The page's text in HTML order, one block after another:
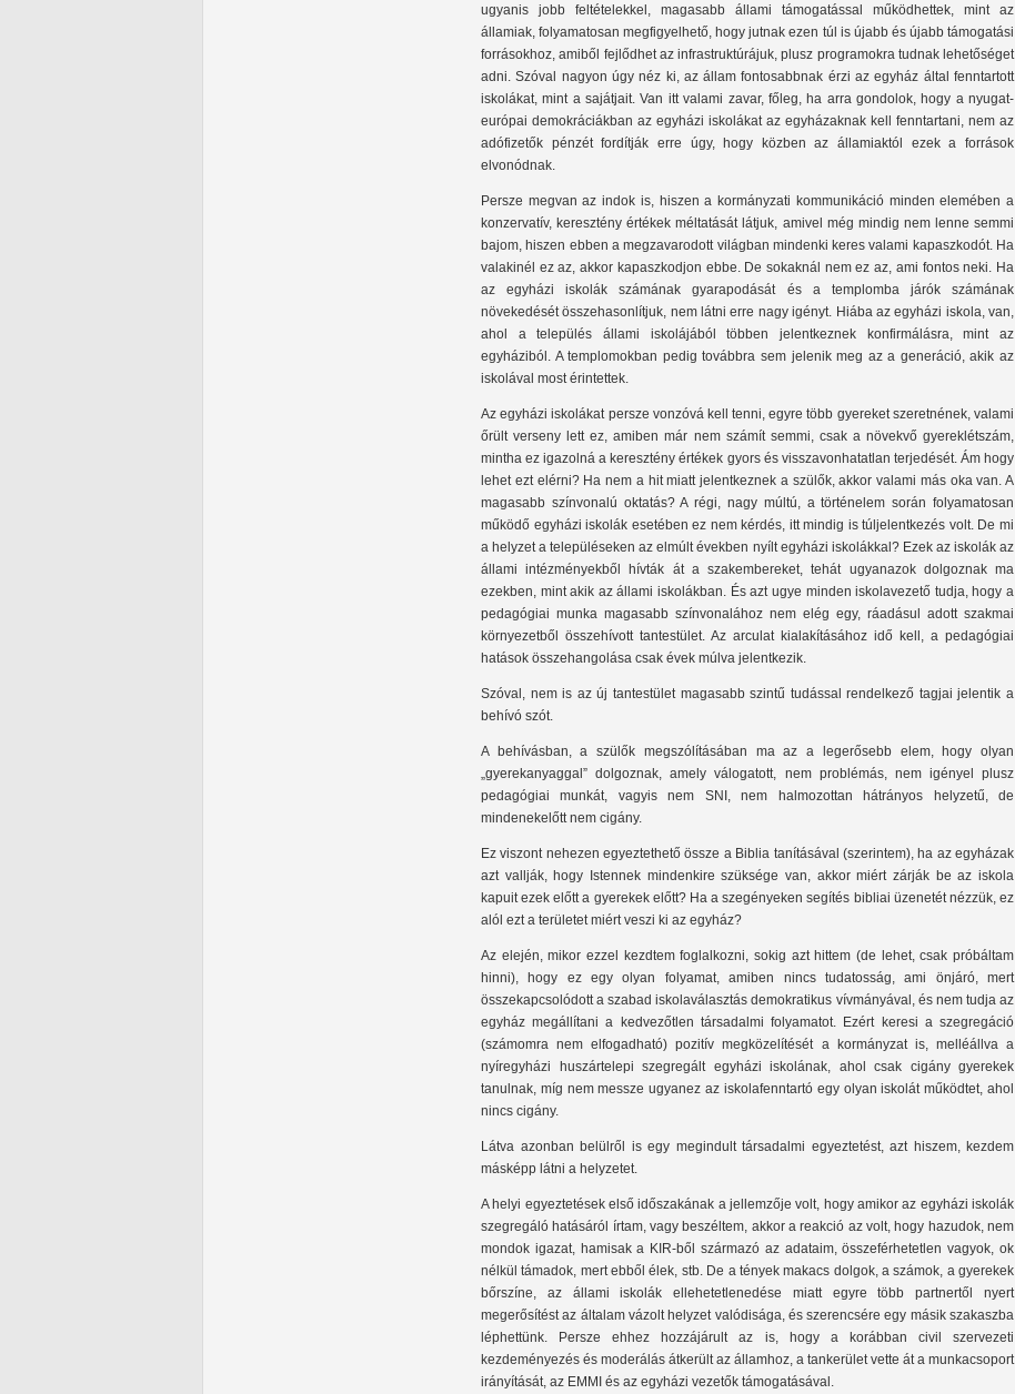
ugyanis jobb feltételekkel, magasabb állami támogatással működhettek, mint az
államiak, folyamatosan megfigyelhető, hogy jutnak ezen túl is újabb és újabb támogatási
forrásokhoz, amiből fejlődhet az infrastruktúrájuk, plusz programokra tudnak lehetőséget
adni. Szóval nagyon úgy néz ki, az állam fontosabbnak érzi az egyház által fenntartott
iskolákat, mint a sajátjait. Van itt valami zavar, főleg, ha arra gondolok, hogy a nyugat-
európai demokráciákban az egyházi iskolákat az egyházaknak kell fenntartani, nem az
adófizetők pénzét fordítják erre úgy, hogy közben az államiaktól ezek a források
elvonódnak.
Persze megvan az indok is, hiszen a kormányzati kommunikáció minden elemében a
konzervatív, keresztény értékek méltatását látjuk, amivel még mindig nem lenne semmi
bajom, hiszen ebben a megzavarodott világban mindenki keres valami kapaszkodót. Ha
valakinél ez az, akkor kapaszkodjon ebbe. De sokaknál nem ez az, ami fontos neki. Ha
az egyházi iskolák számának gyarapodását és a templomba járók számának
növekedését összehasonlítjuk, nem látni erre nagy igényt. Hiába az egyházi iskola, van,
ahol a település állami iskolájából többen jelentkeznek konfirmálásra, mint az
egyháziból. A templomokban pedig továbbra sem jelenik meg az a generáció, akik az
iskolával most érintettek.
Az egyházi iskolákat persze vonzóvá kell tenni, egyre több gyereket szeretnének, valami
őrült verseny lett ez, amiben már nem számít semmi, csak a növekvő gyereklétszám,
mintha ez igazolná a keresztény értékek gyors és visszavonhatatlan terjedését. Ám hogy
lehet ezt elérni? Ha nem a hit miatt jelentkeznek a szülők, akkor valami más oka van. A
magasabb színvonalú oktatás? A régi, nagy múltú, a történelem során folyamatosan
működő egyházi iskolák esetében ez nem kérdés, itt mindig is túljelentkezés volt. De mi
a helyzet a településeken az elmúlt években nyílt egyházi iskolákkal? Ezek az iskolák az
állami intézményekből hívták át a szakembereket, tehát ugyanazok dolgoznak ma
ezekben, mint akik az állami iskolákban. És azt ugye minden iskolavezető tudja, hogy a
pedagógiai munka magasabb színvonalához nem elég egy, ráadásul adott szakmai
környezetből összehívott tantestület. Az arculat kialakításához idő kell, a pedagógiai
hatások összehangolása csak évek múlva jelentkezik.
Szóval, nem is az új tantestület magasabb szintű tudással rendelkező tagjai jelentik a
behívó szót.
A behívásban, a szülők megszólításában ma az a legerősebb elem, hogy olyan
„gyerekanyaggal” dolgoznak, amely válogatott, nem problémás, nem igényel plusz
pedagógiai munkát, vagyis nem SNI, nem halmozottan hátrányos helyzetű, de
mindenekelőtt nem cigány.
Ez viszont nehezen egyeztethető össze a Biblia tanításával (szerintem), ha az egyházak
azt vallják, hogy Istennek mindenkire szüksége van, akkor miért zárják be az iskola
kapuit ezek előtt a gyerekek előtt? Ha a szegényeken segítés bibliai üzenetét nézzük, ez
alól ezt a területet miért veszi ki az egyház?
Az elején, mikor ezzel kezdtem foglalkozni, sokig azt hittem (de lehet, csak próbáltam
hinni), hogy ez egy olyan folyamat, amiben nincs tudatosság, ami önjáró, mert
összekapcsolódott a szabad iskolaválasztás demokratikus vívmányával, és nem tudja az
egyház megállítani a kedvezőtlen társadalmi folyamatot. Ezért keresi a szegregáció
(számomra nem elfogadható) pozitív megközelítését a kormányzat is, melléállva a
nyíregyházi huszártelepi szegregált egyházi iskolának, ahol csak cigány gyerekek
tanulnak, míg nem messze ugyanez az iskolafenntartó egy olyan iskolát működtet, ahol
nincs cigány.
Látva azonban belülről is egy megindult társadalmi egyeztetést, azt hiszem, kezdem
másképp látni a helyzetet.
A helyi egyeztetések első időszakának a jellemzője volt, hogy amikor az egyházi iskolák
szegregáló hatásáról írtam, vagy beszéltem, akkor a reakció az volt, hogy hazudok, nem
mondok igazat, hamisak a KIR-ből származó az adataim, összeférhetetlen vagyok, ok
nélkül támadok, mert ebből élek, stb. De a tények makacs dolgok, a számok, a gyerekek
bőrszíne, az állami iskolák ellehetetlenedése miatt egyre több partnertől nyert
megerősítést az általam vázolt helyzet valódisága, és szerencsére egy másik szakaszba
léphettünk. Persze ehhez hozzájárult az is, hogy a korábban civil szervezeti
kezdeményezés és moderálás átkerült az államhoz, a tankerület vette át a munkacsoport
irányítását, az EMMI és az egyházi vezetők támogatásával.